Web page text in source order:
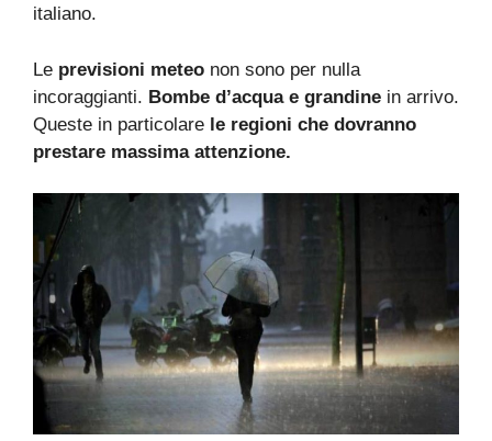
italiano.
Le previsioni meteo non sono per nulla
incoraggianti. Bombe d’acqua e grandine in arrivo.
Queste in particolare le regioni che dovranno
prestare massima attenzione.